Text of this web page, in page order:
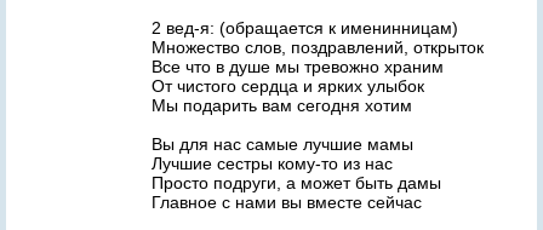
2 вед-я: (обращается к именинницам)
Множество слов, поздравлений, открыток
Все что в душе мы тревожно храним
От чистого сердца и ярких улыбок
Мы подарить вам сегодня хотим
Вы для нас самые лучшие мамы
Лучшие сестры кому-то из нас
Просто подруги, а может быть дамы
Главное с нами вы вместе сейчас